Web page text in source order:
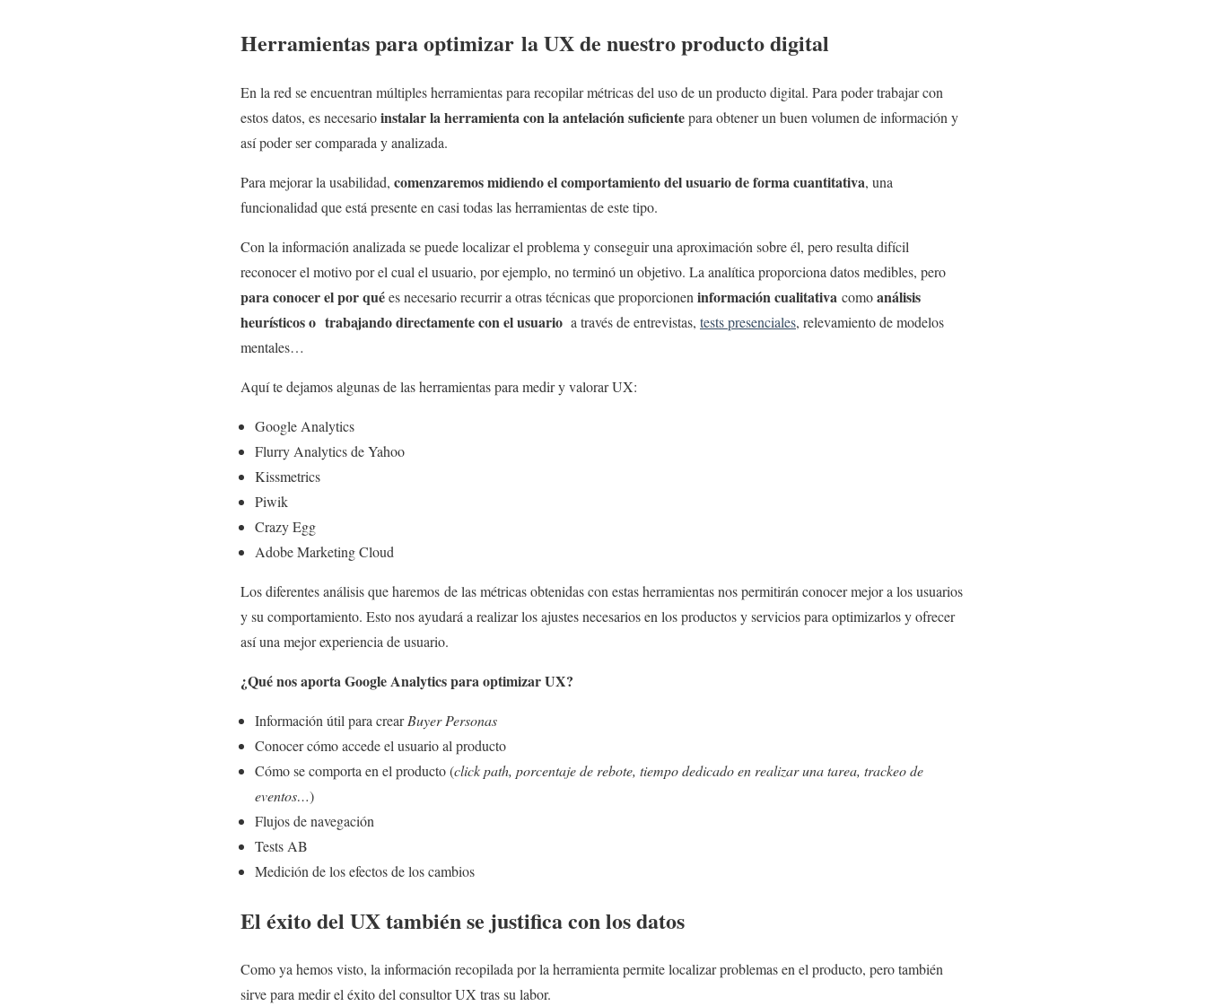
Herramientas para optimizar la UX de nuestro producto digital
En la red se encuentran múltiples herramientas para recopilar métricas del uso de un producto digital. Para poder trabajar con
estos datos, es necesarioinstalar la herramienta con la antelación suficientepara obtener un buen volumen de información y
así poder ser comparada y analizada.
Para mejorar la usabilidad, comenzaremos midiendo el comportamiento del usuario de forma cuantitativa, una
funcionalidad que está presente en casi todas las herramientas de este tipo.
Con la información analizada se puede localizar el problema y conseguir una aproximación sobre él, pero resulta difícil
reconocer el motivo por el cual el usuario, por ejemplo, no terminó un objetivo. La analítica proporciona datos medibles, pero
para conocer el por quées necesario recurrir a otras técnicas que proporcionen información cualitativa comoanálisis
heurísticos o trabajando directamente con el usuario a través de entrevistas, tests presenciales, relevamiento de modelos
mentales…
Aquí te dejamos algunas de las herramientas para medir y valorar UX:
Google Analytics
Flurry Analytics de Yahoo
Kissmetrics
Piwik
Crazy Egg
Adobe Marketing Cloud
Los diferentes análisis que haremos de las métricas obtenidas con estas herramientas nos permitirán conocer mejor a los usuarios
y su comportamiento. Esto nos ayudará a realizar los ajustes necesarios en los productos y servicios para optimizarlos y ofrecer
así una mejor experiencia de usuario.
¿Qué nos aporta Google Analytics para optimizar UX?
Información útil para crearBuyer Personas
Conocer cómo accede el usuario al producto
Cómo se comporta en el producto (click path, porcentaje de rebote, tiempo dedicado en realizar una tarea, trackeo de
eventos…)
Flujos de navegación
Tests AB
Medición de los efectos de los cambios
El éxito del UX también se justifica con los datos
Como ya hemos visto, la información recopilada por la herramienta permite localizar problemas en el producto, pero también
sirve para medir el éxito del consultor UX tras su labor.